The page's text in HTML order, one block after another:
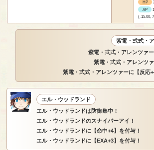
HP
AP
(-15.00,
紫電・弍式・
紫電・弍式・アレンツァ
紫電・弍式・アレンツ
紫電・弍式・アレンツァーに【反応
エル・ウッドランド
エル・ウッドランドは防御集中！
エル・ウッドランドのスナイパーアイ！
エル・ウッドランドに【命中+4】を付与！
エル・ウッドランドに【EXA+3】を付与！